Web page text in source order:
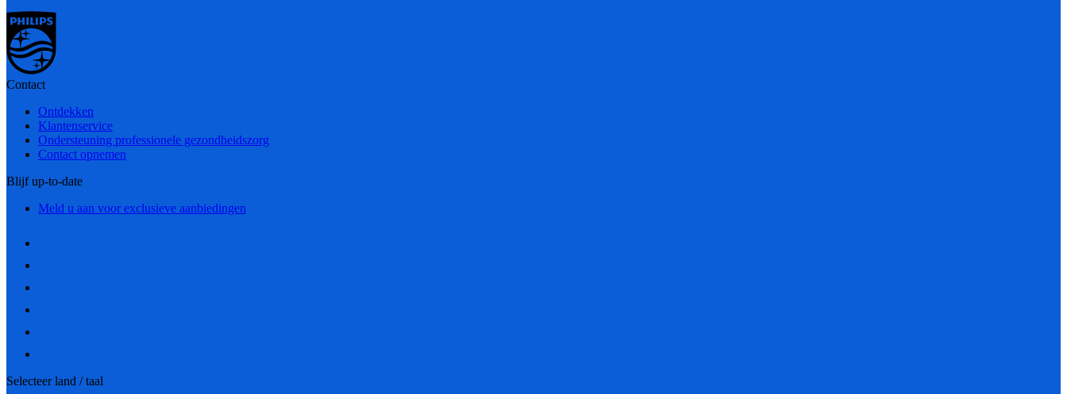
Contact
Ontdekken
Klantenservice
Ondersteuning professionele gezondheidszorg
Contact opnemen
Blijf up-to-date
Meld u aan voor exclusieve aanbiedingen
Selecteer land / taal